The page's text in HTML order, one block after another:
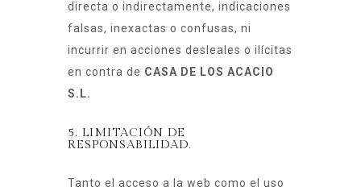
directa o indirectamente, indicaciones
falsas, inexactas o confusas, ni
incurrir en acciones desleales o ilícitas
en contra de CASA DE LOS ACACIO
S.L.
5. LIMITACIÓN DE
RESPONSABILIDAD.
Tanto el acceso a la web como el uso